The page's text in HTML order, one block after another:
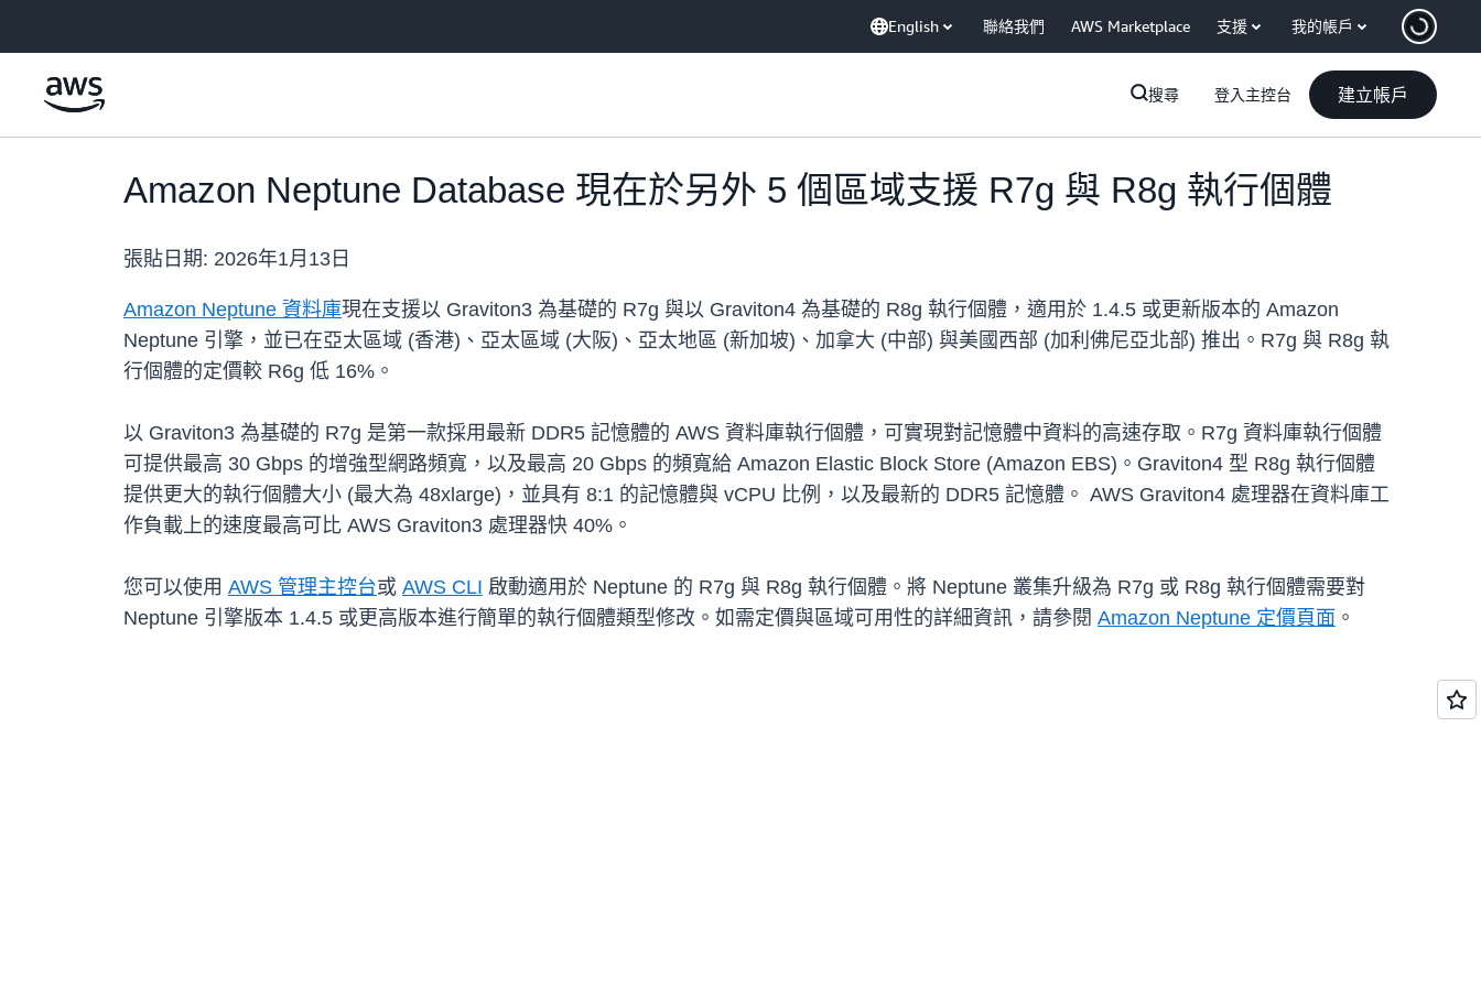
English 聯絡我們 AWS Marketplace 支援 我的帳戶
搜尋 登入主控台 建立帳戶
Amazon Neptune Database 現在於另外 5 個區域支援 R7g 與 R8g 執行個體
張貼日期: 2026年1月13日
Amazon Neptune 資料庫現在支援以 Graviton3 為基礎的 R7g 與以 Graviton4 為基礎的 R8g 執行個體，適用於 1.4.5 或更新版本的 Amazon
Neptune 引擎，並已在亞太區域 (香港)、亞太區域 (大阪)、亞太地區 (新加坡)、加拿大 (中部) 與美國西部 (加利佛尼亞北部) 推出。R7g 與 R8g 執
行個體的定價較 R6g 低 16%。
以 Graviton3 為基礎的 R7g 是第一款採用最新 DDR5 記憶體的 AWS 資料庫執行個體，可實現對記憶體中資料的高速存取。R7g 資料庫執行個體
可提供最高 30 Gbps 的增強型網路頻寬，以及最高 20 Gbps 的頻寬給 Amazon Elastic Block Store (Amazon EBS)。Graviton4 型 R8g 執行個體
提供更大的執行個體大小 (最大為 48xlarge)，並具有 8:1 的記憶體與 vCPU 比例，以及最新的 DDR5 記憶體。 AWS Graviton4 處理器在資料庫工
作負載上的速度最高可比 AWS Graviton3 處理器快 40%。
您可以使用 AWS 管理主控台或 AWS CLI 啟動適用於 Neptune 的 R7g 與 R8g 執行個體。將 Neptune 叢集升級為 R7g 或 R8g 執行個體需要對
Neptune 引擎版本 1.4.5 或更高版本進行簡單的執行個體類型修改。如需定價與區域可用性的詳細資訊，請參閱 Amazon Neptune 定價頁面 。